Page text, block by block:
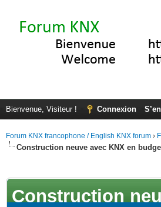
Bienvenue, Visiteur ! Connexion
Forum KNX francophone / English KNX forum ›
Construction neuve avec KNX en
Construction